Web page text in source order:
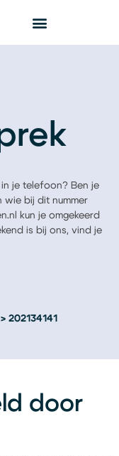
in je telefoon? Ben je
wie bij dit nummer
kun je omgekeerd
is bij ons, vind je
202134141
door